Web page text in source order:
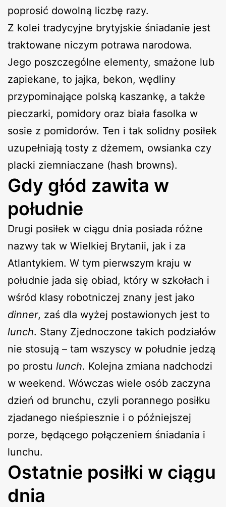
poprosić dowolną liczbę razy.
Z kolei tradycyjne brytyjskie śniadanie jest
traktowane niczym potrawa narodowa.
Jego poszczególne elementy, smażone lub
zapiekane, to jajka, bekon, wędliny
przypominające polską kaszankę, a także
pieczarki, pomidory oraz biała fasolka w
sosie z pomidorów. Ten i tak solidny posiłek
uzupełniają tosty z dżemem, owsianka czy
placki ziemniaczane (hash browns).
Gdy głód zawita w
południe
Drugi posiłek w ciągu dnia posiada różne
nazwy tak w Wielkiej Brytanii, jak i za
Atlantykiem. W tym pierwszym kraju w
południe jada się obiad, który w szkołach i
wśród klasy robotniczej znany jest jako
dinner, zaś dla wyżej postawionych jest to
lunch. Stany Zjednoczone takich podziałów
nie stosują – tam wszyscy w południe jedzą
po prostu lunch. Kolejna zmiana nadchodzi
w weekend. Wówczas wiele osób zaczyna
dzień od brunchu, czyli porannego posiłku
zjadanego nieśpiesznie i o późniejszej
porze, będącego połączeniem śniadania i
lunchu.
Ostatnie posiłki w ciągu
dnia